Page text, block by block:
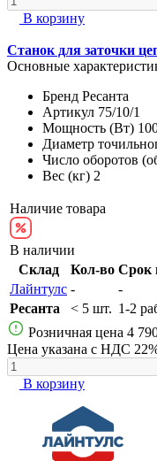
В корзину
Станок для заточки
Основные
Бренд Ресанта
Артикул 75/10/1
Мощность (Вт)
Диаметр
Число оборотов
Вес (кг) 2
Наличие товара
В наличии
Склад
Кол-во Срок
Лайнтулс -
-
Ресанта
< 5 шт. 1-2
Розничная цена 4
Цена указана с НДС
В корзину